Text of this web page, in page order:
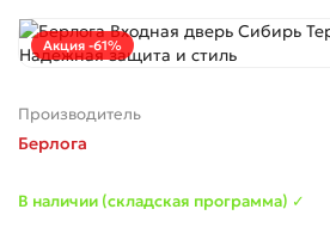
Акция -61%
Производитель
Берлога
В наличии (складская программа) ✓